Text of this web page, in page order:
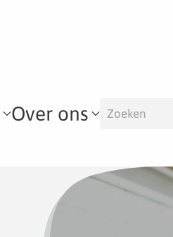
Over ons